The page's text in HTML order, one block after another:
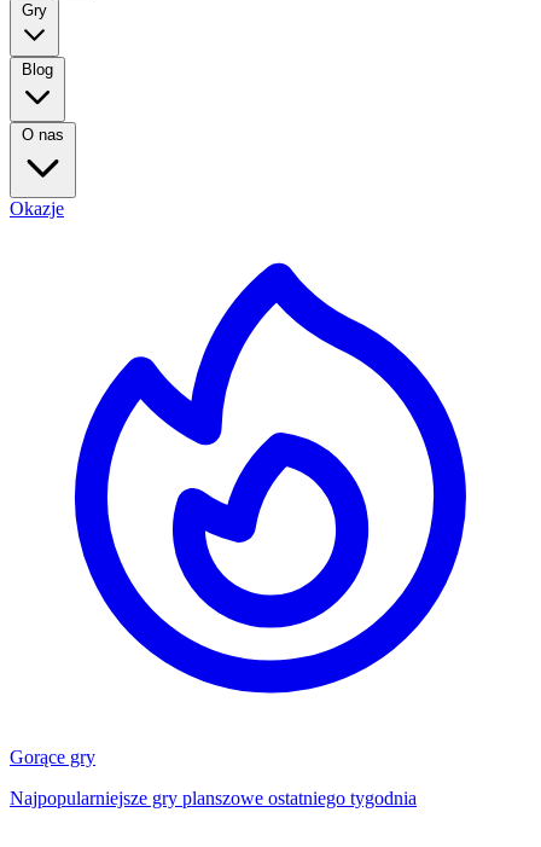
Gry
Blog
O nas
Okazje
Gorące gry
Najpopularniejsze gry planszowe ostatniego tygodnia